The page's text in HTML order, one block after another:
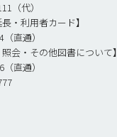
（代）
利用者カード】
直通）
・その他図書について】
直通）